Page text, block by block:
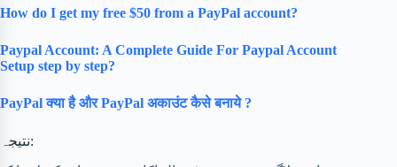
How do I get my free $50 from a PayPal account?
Paypal Account: A Complete Guide For Paypal Account
Setup step by step?
PayPal क्या है और PayPal अकाउंट कैसे बनाये ?
نتیجہ: